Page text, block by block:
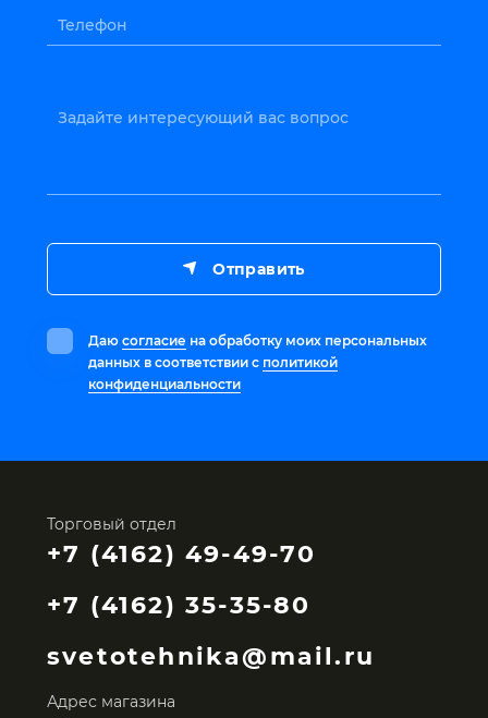
Телефон
Задайте интересующий вас вопрос
Даю согласие на обработку моих персональных
данных в соответствии с политикой
конфиденциальности
Отправить
Торговый отдел
+7 (4162) 49-49-70
+7 (4162) 35-35-80
svetotehnika@mail.ru
Адрес магазина